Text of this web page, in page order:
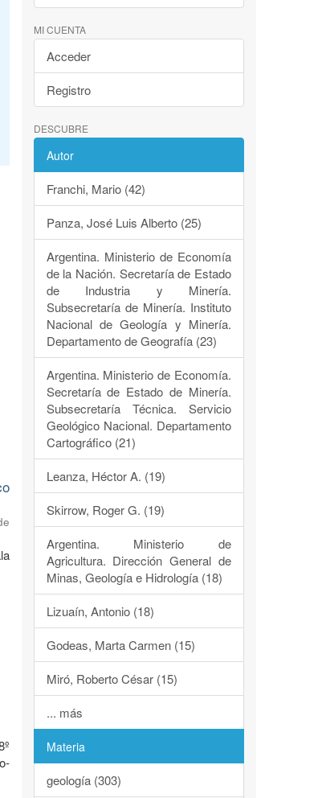
MI CUENTA
Acceder
Registro
DESCUBRE
Autor
Franchi, Mario (42)
Panza, José Luis Alberto (25)
Argentina. Ministerio de Economía
de la Nación. Secretaría de Estado
de Industria y Minería.
Subsecretaría de Minería. Instituto
Nacional de Geología y Minería.
Departamento de Geografía (23)
Argentina. Ministerio de Economía.
Secretaría de Estado de Minería.
Subsecretaría Técnica. Servicio
Geológico Nacional. Departamento
Cartográfico (21)
Leanza, Héctor A. (19)
Skirrow, Roger G. (19)
Argentina. Ministerio de
Agricultura. Dirección General de
Minas, Geología e Hidrología (18)
Lizuaín, Antonio (18)
Godeas, Marta Carmen (15)
Miró, Roberto César (15)
... más
Materia
geología (303)